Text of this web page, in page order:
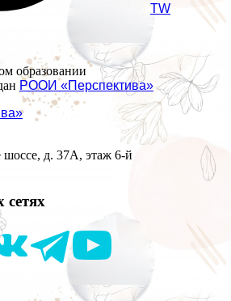
TW
образовании
РООИ «Перспектива»
д. 37А, этаж 6-й